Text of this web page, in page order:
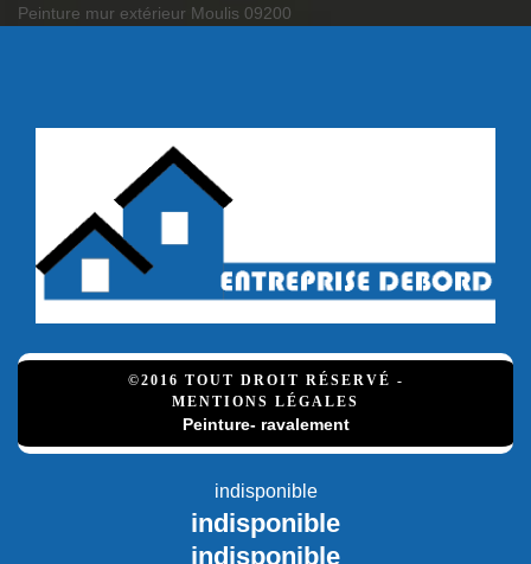
Peinture mur extérieur Moulis 09200
©2016 TOUT DROIT RÉSERVÉ -
MENTIONS LÉGALES
Peinture- ravalement
indisponible
indisponible
indisponible